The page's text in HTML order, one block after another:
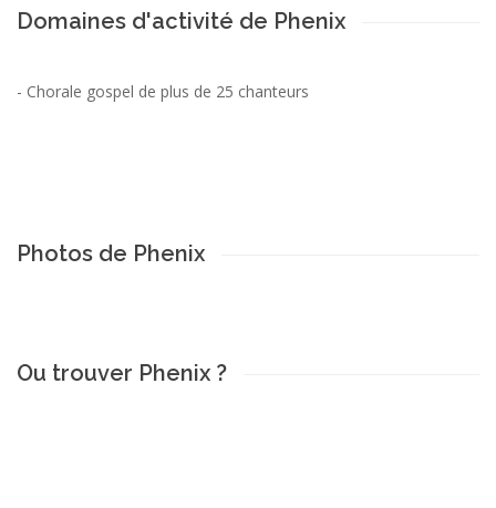
Domaines d'activité de Phenix
- Chorale gospel de plus de 25 chanteurs
Photos de Phenix
Ou trouver Phenix ?